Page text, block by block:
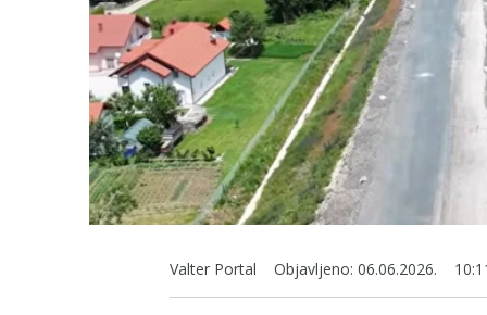
Valter Portal Objavljeno: 06.06.2026.